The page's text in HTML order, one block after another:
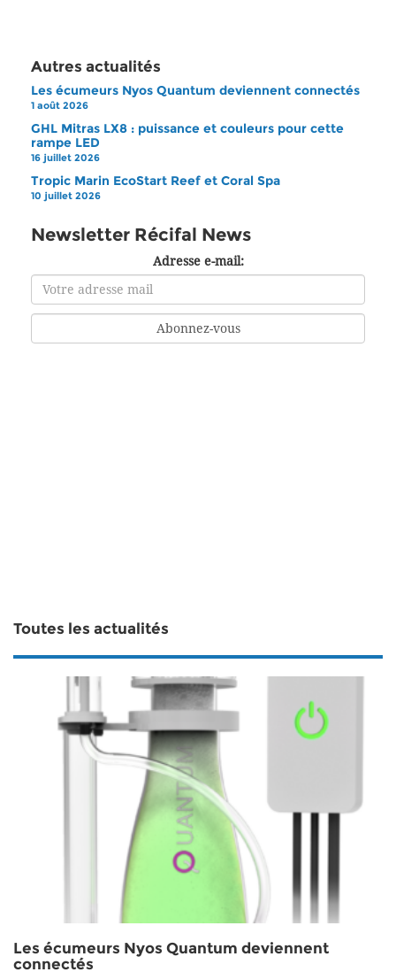
Autres actualités
Les écumeurs Nyos Quantum deviennent connectés
1 août 2026
GHL Mitras LX8 : puissance et couleurs pour cette
rampe LED
16 juillet 2026
Tropic Marin EcoStart Reef et Coral Spa
10 juillet 2026
Newsletter Récifal News
Adresse e-mail:
Toutes les actualités
Les écumeurs Nyos Quantum deviennent
connectés